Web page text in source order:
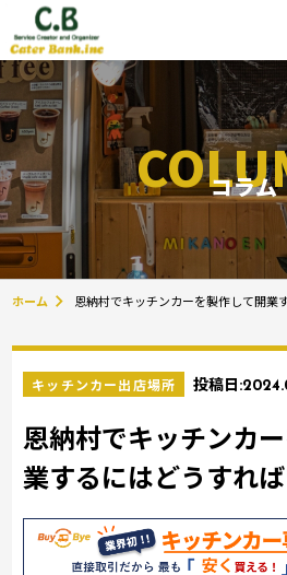
コラム
ホーム 恩納村でキッチンカーを製作して開業
キッチンカー出店場所 投稿日:
恩納村でキッチンカ
業するにはどうすれ